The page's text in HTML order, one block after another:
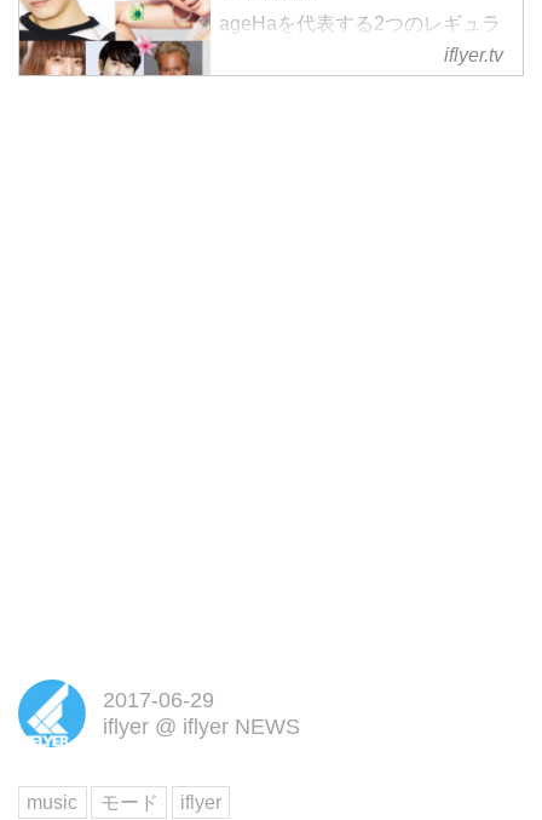
ageHaを代表する2つのレギュラ
ーパーティーがこの夏も相見え
る!!
iflyer.tv
2017-06-29
iflyer @ iflyer NEWS
music モード iflyer